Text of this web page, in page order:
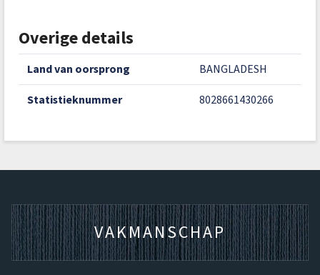
Overige details
land van oorsprong BANGLADESH
statistieknummer 8028661430266
VAKMANSCHAP